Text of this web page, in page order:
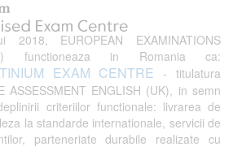
2018, EUROPEAN EXAMINATIONS
functioneaza in Romania ca:
EXAM CENTRE - titulatura
ASSESSMENT ENGLISH (UK), in semn
criteriilor functionale: livrarea de
la standarde internationale, servicii de
parteneriate durabile realizate cu